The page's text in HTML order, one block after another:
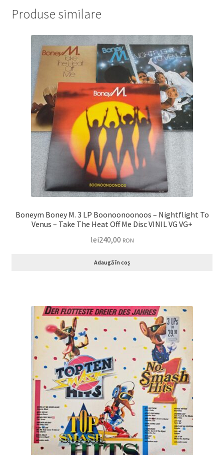
Produse similare
Boneym Boney M. 3 LP Boonoonoonoos – Nightflight To
Venus – Take The Heat Off Me Disc VINIL VG VG+
lei240,00 RON
Adaugă în coș